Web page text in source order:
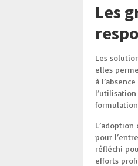
Les
Les
elles
à
l’utilisation
pour
réfléchi
efforts